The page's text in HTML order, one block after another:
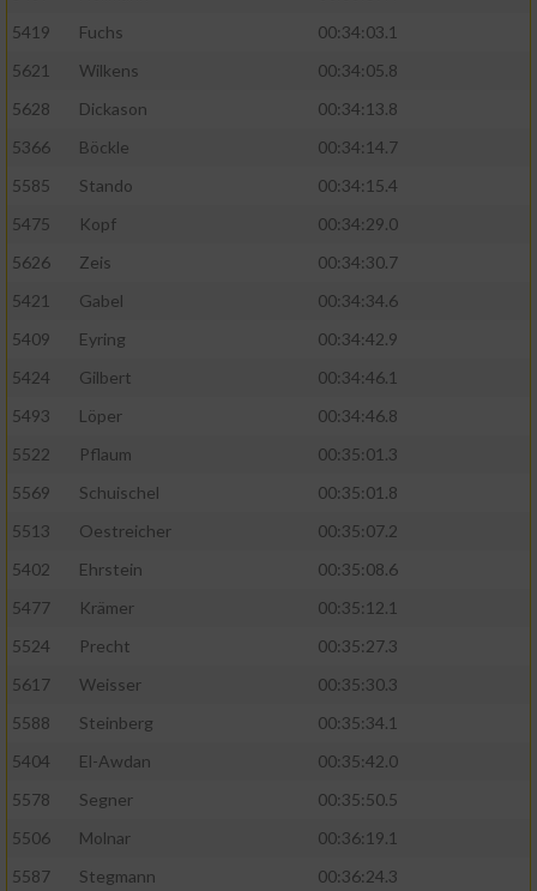
5419
Fuchs
00:34:03.1
5621
Wilkens
00:34:05.8
5628
Dickason
00:34:13.8
5366
Böckle
00:34:14.7
5585
Stando
00:34:15.4
5475
Kopf
00:34:29.0
5626
Zeis
00:34:30.7
5421
Gabel
00:34:34.6
5409
Eyring
00:34:42.9
5424
Gilbert
00:34:46.1
5493
Löper
00:34:46.8
5522
Pflaum
00:35:01.3
5569
Schuischel
00:35:01.8
5513
Oestreicher
00:35:07.2
5402
Ehrstein
00:35:08.6
5477
Krämer
00:35:12.1
5524
Precht
00:35:27.3
5617
Weisser
00:35:30.3
5588
Steinberg
00:35:34.1
5404
El-Awdan
00:35:42.0
5578
Segner
00:35:50.5
5506
Molnar
00:36:19.1
5587
Stegmann
00:36:24.3